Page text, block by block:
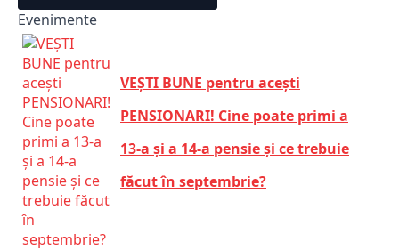
Evenimente
VEȘTI BUNE pentru acești
PENSIONARI! Cine poate primi a
13-a și a 14-a pensie și ce trebuie
făcut în septembrie?